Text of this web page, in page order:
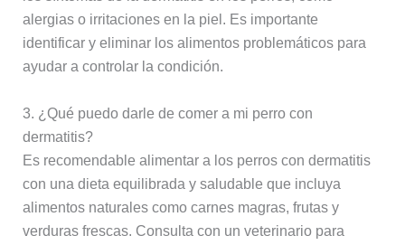
alergias o irritaciones en la piel. Es importante
identificar y eliminar los alimentos problemáticos para
ayudar a controlar la condición.
3. ¿Qué puedo darle de comer a mi perro con
dermatitis?
Es recomendable alimentar a los perros con dermatitis
con una dieta equilibrada y saludable que incluya
alimentos naturales como carnes magras, frutas y
verduras frescas. Consulta con un veterinario para